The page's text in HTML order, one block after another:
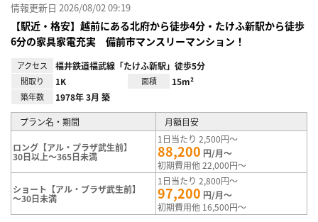
情報更新日 2026/08/02 09:19
【駅近・格安】越前にある北府から徒歩4分・たけふ新駅から徒歩
6分の家具家電充実 備前市マンスリーマンション！
アクセス 福井鉄道福武線「たけふ新駅」徒歩5分
間取り 1K 面積 15m²
築年数 1978年 3月 築
プラン名・期間 月額目安
ロング【アル・プラザ武生前】
30日以上～365日未満
1日当たり 2,500円～
88,200 円/月～
初期費用他 22,000円～
ショート【アル・プラザ武生前】
～30日未満
1日当たり 2,800円～
97,200 円/月～
初期費用他 16,500円～